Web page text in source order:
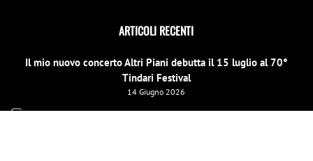
ARTICOLI RECENTI
Il mio nuovo concerto Altri Piani debutta il 15 luglio al 70°
Tindari Festival
14 Giugno 2026